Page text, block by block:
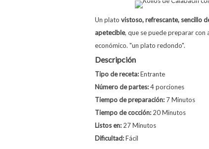
Un plato vistoso, refrescante, sencillo
apetecible, que se puede preparar con
económico. "un plato redondo".
Descripción
Tipo de receta:Entrante
Número de partes:4 porciones
Tiempo de preparación: 7 Minutos
Tiempo de cocción: 20 Minutos
Listos en: 27 Minutos
Dificultad:Fácil